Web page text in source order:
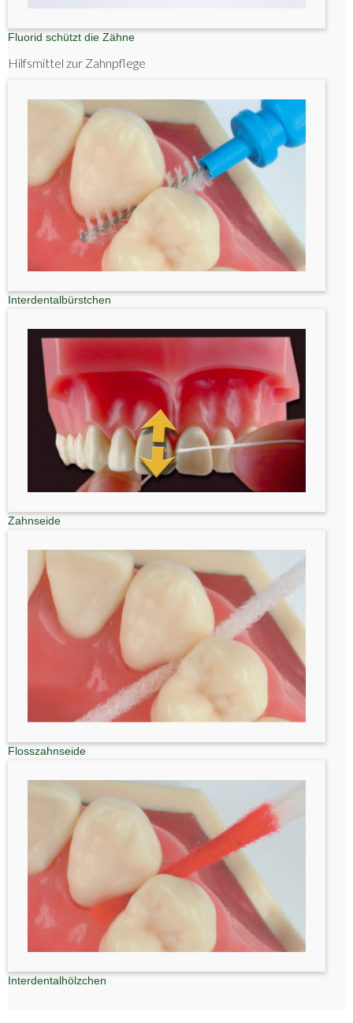
Fluorid schützt die Zähne
Hilfsmittel zur Zahnpflege
Interdentalbürstchen
Zahnseide
Flosszahnseide
Interdentalhölzchen